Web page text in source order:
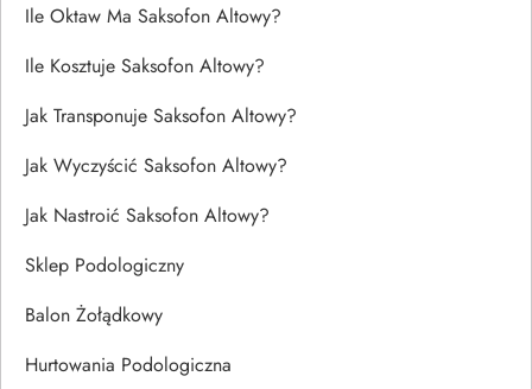
Ile Oktaw Ma Saksofon Altowy?
Ile Kosztuje Saksofon Altowy?
Jak Transponuje Saksofon Altowy?
Jak Wyczyścić Saksofon Altowy?
Jak Nastroić Saksofon Altowy?
Sklep Podologiczny
Balon Żołądkowy
Hurtowania Podologiczna